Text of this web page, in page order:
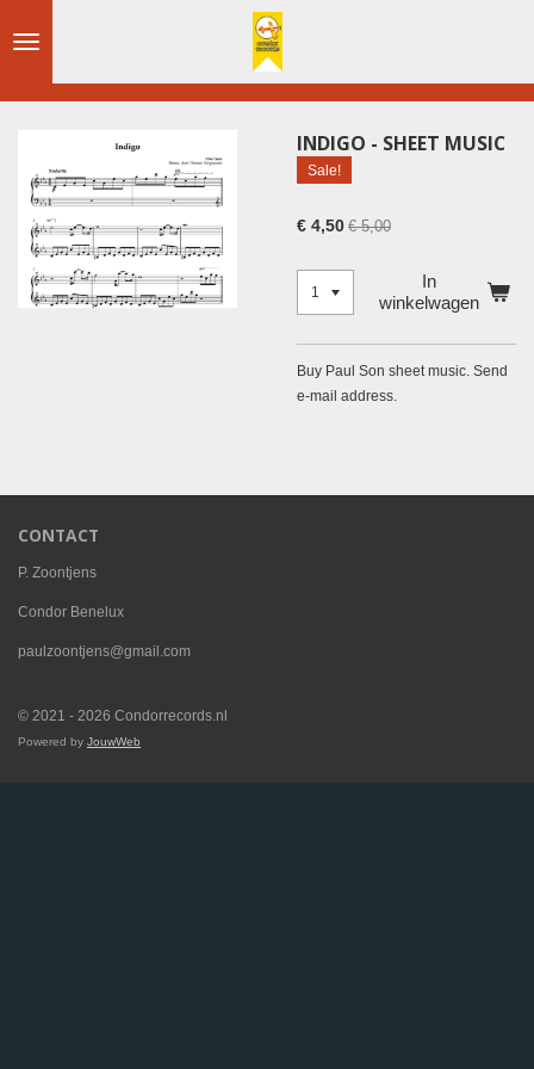
direct
de
INDIGO - SHEET MUSIC
Sale!
€ 4,50 € 5,00
In
winkelwagen
Buy Paul Son sheet music. Send
e-mail address.
CONTACT
P. Zoontjens
Condor Benelux
paulzoontjens@gmail.com
© 2021 - 2026 Condorrecords.nl
Powered by JouwWeb